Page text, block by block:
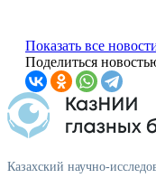
Показать все
Поделиться
Казахский научно-